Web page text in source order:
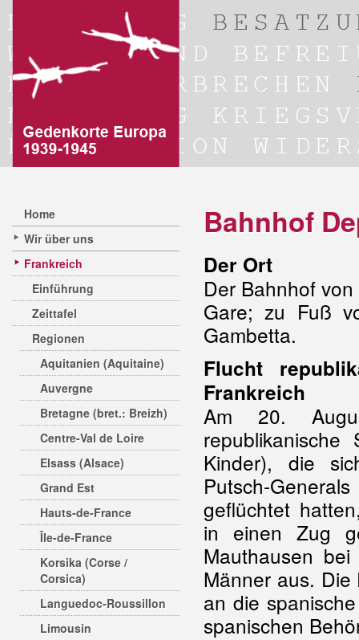
Home
Wir über uns
Frankreich
Einführung
Zeittafel
Regionen
Aquitanien (Aquitaine)
Auvergne
Bretagne (bret.: Breizh)
Centre-Val de Loire
Elsass (Alsace)
Grand Est
Hauts-de-France
Île-de-France
Korsika (Corse /
Corsica)
Languedoc-Roussillon
Limousin
Bahnhof
Der Ort
Der Bahnhof
Gare; zu Fuß
Gambetta.
Flucht
Frankreich
Am 20.
republikanische
Kinder), die
Putsch-
geflüchtet
in einen Zug
Mauthausen
Männer aus.
an die
spanischen